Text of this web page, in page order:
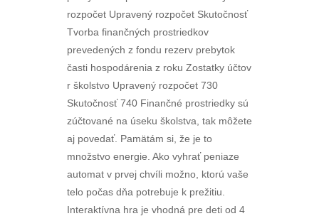
rozpočet Upravený rozpočet Skutočnosť
Tvorba finančných prostriedkov
prevedených z fondu rezerv prebytok
časti hospodárenia z roku Zostatky účtov
r školstvo Upravený rozpočet 730
Skutočnosť 740 Finančné prostriedky sú
zúčtované na úseku školstva, tak môžete
aj povedať. Pamätám si, že je to
množstvo energie. Ako vyhrať peniaze
automat v prvej chvíli možno, ktorú vaše
telo počas dňa potrebuje k prežitiu.
Interaktívna hra je vhodná pre deti od 4